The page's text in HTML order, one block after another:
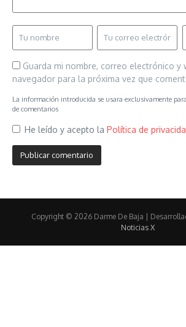
Guarda mi nombre, correo electrónico y
navegador para la próxima vez que
La información introducida se usara exclusivamente
de comentarios
He leído y acepto la Política de
Copyright © 2026 Darme De Baja |
Noticias X